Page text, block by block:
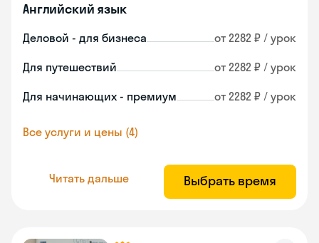
Английский язык
Деловой - для бизнеса от 2282 ₽ / урок
Для путешествий от 2282 ₽ / урок
Для начинающих - премиум от 2282 ₽ / урок
Все услуги и цены (4)
Читать дальше Выбрать время